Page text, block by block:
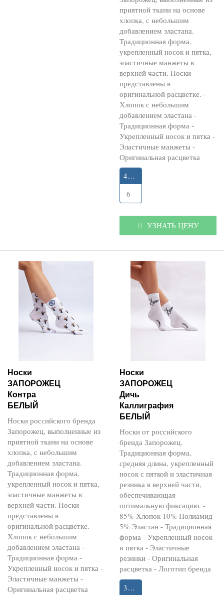
приятной ткани на основе
хлопка, с небольшим
добавлением эластана.
Традиционная форма,
укрепленный носок и пятка,
эластичные манжеты в
верхней части. Носки
представлены в
оригинальной расцветке. -
Хлопок с небольшим
добавлением эластана -
Традиционная форма -
Укрепленный носок и пятка -
Эластичные манжеты -
Оригинальная расцветка
40-43
6
УЗНАТЬ ЦЕНУ
Носки
ЗАПОРОЖЕЦ
Контра
БЕЛЫЙ
Носки российского бренда
Запорожец, выполненные из
приятной ткани на основе
хлопка, с небольшим
добавлением эластана.
Традиционная форма,
укрепленный носок и пятка,
эластичные манжеты в
верхней части. Носки
представлены в
оригинальной расцветке. -
Хлопок с небольшим
добавлением эластана -
Традиционная форма -
Укрепленный носок и пятка -
Эластичные манжеты -
Оригинальная расцветка
Носки
ЗАПОРОЖЕЦ
Дичь
Каллиграфия
БЕЛЫЙ
Носки от российского
бренда Запорожец.
Традиционная форма,
средняя длина, укрепленный
носок с пяткой и эластичная
резинка в верхней части,
обеспечивающая
оптимальную фиксацию. -
85% Хлопок 10% Полиамид
5% Эластан - Традиционная
форма - Укрепленный носок
и пятка - Эластичные
резинки - Оригинальная
расцветка - Логотип бренда
35-40